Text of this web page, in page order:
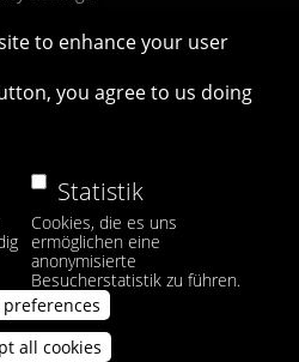
to enhance your user
you agree to us doing
Statistik
Cookies, die es uns
ermöglichen eine
anonymisierte
Besucherstatistik zu führen.
preferences
all cookies